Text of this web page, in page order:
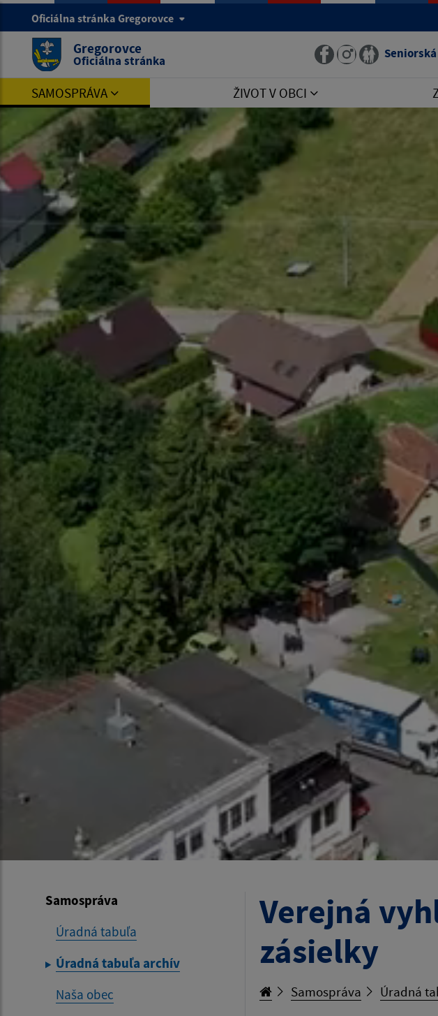
Oficiálna stránka Gregorovce
Gregorovce
Oficiálna stránka
SAMOSPRÁVA ŽIVOT V OBCI
Samospráva
Úradná tabuľa
Úradná tabuľa archív
Naša obec
Verejná
zásielky
Samospráva Úradná